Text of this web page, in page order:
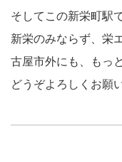
そしてこの新栄町駅
新栄のみならず、栄
古屋市外にも、もっ
どうぞよろしくお願